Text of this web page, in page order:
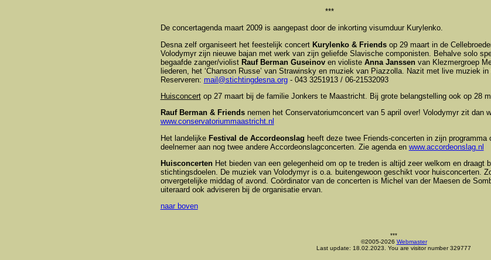
***
De concertagenda maart 2009 is aangepast door de inkorting visumduur Kurylenko.
Desna zelf organiseert het feestelijk concert Kurylenko & Friendsop 29 maart in de
Volodymyr zijn nieuwe bajan met werk van zijn geliefde Slavische componisten. Behalve solo
begaafde zanger/violist Rauf Berman Guseinoven violiste Anna Janssenvan Klezmergroep
liederen, het ‘Chanson Russe’ van Strawinsky en muziek van Piazzolla. Nazit met live muziek
Reserveren: mail@stichtingdesna.org- 043 3251913 / 06-21532093
Huisconcertop 27 maart bij de familie Jonkers te Maastricht. Bij grote belangstelling ook op 28
Rauf Berman & Friendsnemen het Conservatoriumconcert van 5 april over! Volodymyr zit dan
www.conservatoriummaastricht.nl
Het landelijke Festival de Accordeonslag heeft deze twee Friends-concerten in zijn
deelnemer aan nog twee andere Accordeonslagconcerten. Zie agenda en www.accordeonslag.nl
HuisconcertenHet bieden van een gelegenheid om op te treden is altijd zeer welkom en draagt
stichtingsdoelen. De muziek van Volodymyr is o.a. buitengewoon geschikt voor huisconcerten.
onvergetelijke middag of avond. Coördinator van de concerten is Michel van der Maesen de
uiteraard ook adviseren bij de organisatie ervan.
naar boven
***
©2005-2026 Webmaster
Last update: 18.02.2023. You are visitor number 329777